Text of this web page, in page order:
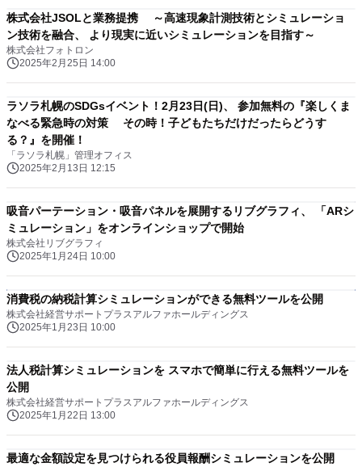
株式会社JSOLと業務提携 ～高速現象計測技術とシミュレーショ
ン技術を融合、 より現実に近いシミュレーションを目指す～
株式会社フォトロン
2025年2月25日 14:00
ラソラ札幌のSDGsイベント！2月23日(日)、 参加無料の『楽しくま
なべる緊急時の対策 その時！子どもたちだけだったらどうす
る？』を開催！
「ラソラ札幌」管理オフィス
2025年2月13日 12:15
吸音パーテーション・吸音パネルを展開するリブグラフィ、 「ARシ
ミュレーション」をオンラインショップで開始
株式会社リブグラフィ
2025年1月24日 10:00
消費税の納税計算シミュレーションができる無料ツールを公開
株式会社経営サポートプラスアルファホールディングス
2025年1月23日 10:00
法人税計算シミュレーションを スマホで簡単に行える無料ツールを
公開
株式会社経営サポートプラスアルファホールディングス
2025年1月22日 13:00
最適な金額設定を見つけられる役員報酬シミュレーションを公開